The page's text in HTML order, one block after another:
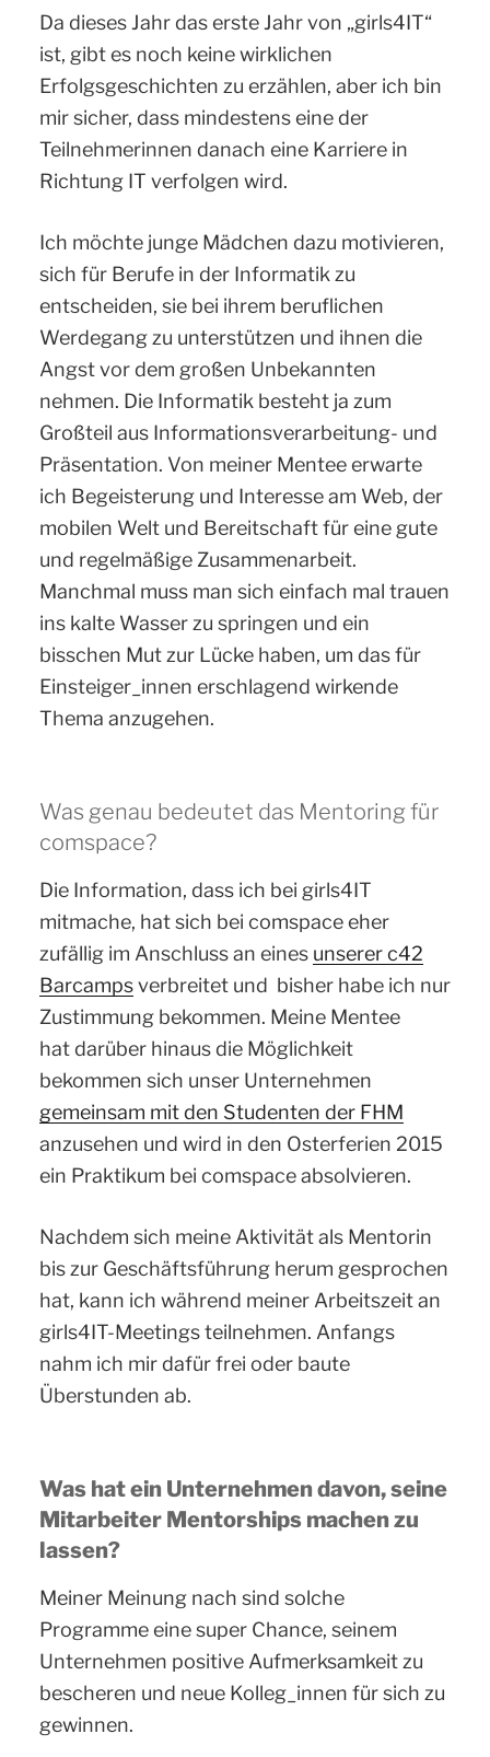
Da dieses Jahr das erste Jahr von „girls4IT“
ist, gibt es noch keine wirklichen
Erfolgsgeschichten zu erzählen, aber ich bin
mir sicher, dass mindestens eine der
Teilnehmerinnen danach eine Karriere in
Richtung IT verfolgen wird.
Ich möchte junge Mädchen dazu motivieren,
sich für Berufe in der Informatik zu
entscheiden, sie bei ihrem beruflichen
Werdegang zu unterstützen und ihnen die
Angst vor dem großen Unbekannten
nehmen. Die Informatik besteht ja zum
Großteil aus Informationsverarbeitung- und
Präsentation. Von meiner Mentee erwarte
ich Begeisterung und Interesse am Web, der
mobilen Welt und Bereitschaft für eine gute
und regelmäßige Zusammenarbeit.
Manchmal muss man sich einfach mal trauen
ins kalte Wasser zu springen und ein
bisschen Mut zur Lücke haben, um das für
Einsteiger_innen erschlagend wirkende
Thema anzugehen.
Was genau bedeutet das Mentoring für
comspace?
Die Information, dass ich bei girls4IT
mitmache, hat sich bei comspace eher
zufällig im Anschluss an eines unserer c42
Barcampsverbreitet und bisher habe ich nur
Zustimmung bekommen. Meine Mentee
hat darüber hinaus die Möglichkeit
bekommen sich unser Unternehmen
gemeinsam mit den Studenten der FHM
anzusehen und wird in den Osterferien 2015
ein Praktikum bei comspace absolvieren.
Nachdem sich meine Aktivität als Mentorin
bis zur Geschäftsführung herum gesprochen
hat, kann ich während meiner Arbeitszeit an
girls4IT-Meetings teilnehmen. Anfangs
nahm ich mir dafür frei oder baute
Überstunden ab.
Was hat ein Unternehmen davon, seine
Mitarbeiter Mentorships machen zu
lassen?
Meiner Meinung nach sind solche
Programme eine super Chance, seinem
Unternehmen positive Aufmerksamkeit zu
bescheren und neue Kolleg_innen für sich zu
gewinnen.